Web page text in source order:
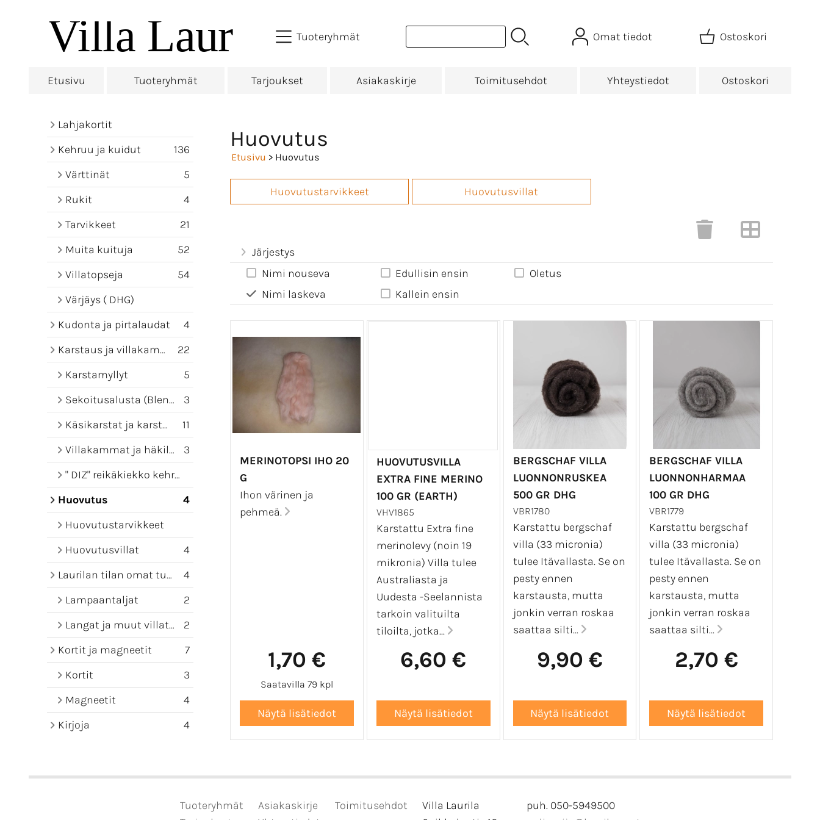
Tuoteryhmät Omat tiedot Ostoskori
Etusivu Tuoteryhmät Tarjoukset Asiakaskirje Toimitusehdot Yhteystiedot Ostoskori
Lahjakortit
Kehruu ja kuidut
136
Värttinät
5
Rukit
4
Tarvikkeet
21
Muita kuituja
52
Villatopseja
54
Värjäys ( DHG)
Kudonta ja pirtalaudat
4
Karstaus ja villakammat
22
Karstamyllyt
5
Sekoitusalusta (Blending board)
3
Käsikarstat ja karstamatot
11
Villakammat ja häkilät
3
" DIZ" reikäkiekko kehruuseen
Huovutus
4
Huovutustarvikkeet
Huovutusvillat
4
Laurilan tilan omat tuotteet
4
Lampaantaljat
2
Langat ja muut villatuotteet
2
Kortit ja magneetit
7
Kortit
3
Magneetit
4
Kirjoja
4
Huovutus
Etusivu > Huovutus
Huovutustarvikkeet Huovutusvillat
Järjestys
Nimi nouseva
Nimi laskeva
Edullisin ensin
Kallein ensin
Oletus
MERINOTOPSI IHO 20
G
Ihon värinen ja
pehmeä.
1,70 €
Saatavilla 79 kpl
HUOVUTUSVILLA
EXTRA FINE MERINO
100 GR (EARTH)
VHV1865
Karstattu Extra fine
merinolevy (noin 19
mikronia) Villa tulee
Australiasta ja
Uudesta -Seelannista
tarkoin valituilta
tiloilta, jotka...
6,60 €
BERGSCHAF VILLA
LUONNONRUSKEA
500 GR DHG
VBR1780
Karstattu bergschaf
villa (33 micronia)
tulee Itävallasta. Se on
pesty ennen
karstausta, mutta
jonkin verran roskaa
saattaa silti...
9,90 €
BERGSCHAF VILLA
LUONNONHARMAA
100 GR DHG
VBR1779
Karstattu bergschaf
villa (33 micronia)
tulee Itävallasta. Se on
pesty ennen
karstausta, mutta
jonkin verran roskaa
saattaa silti...
2,70 €
Tuoteryhmät
Asiakaskirje
Toimitusehdot
Villa Laurila
puh. 050-5949500